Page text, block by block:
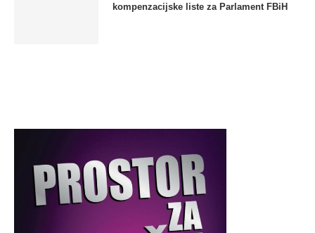
kompenzacijske liste za Parlament FBiH